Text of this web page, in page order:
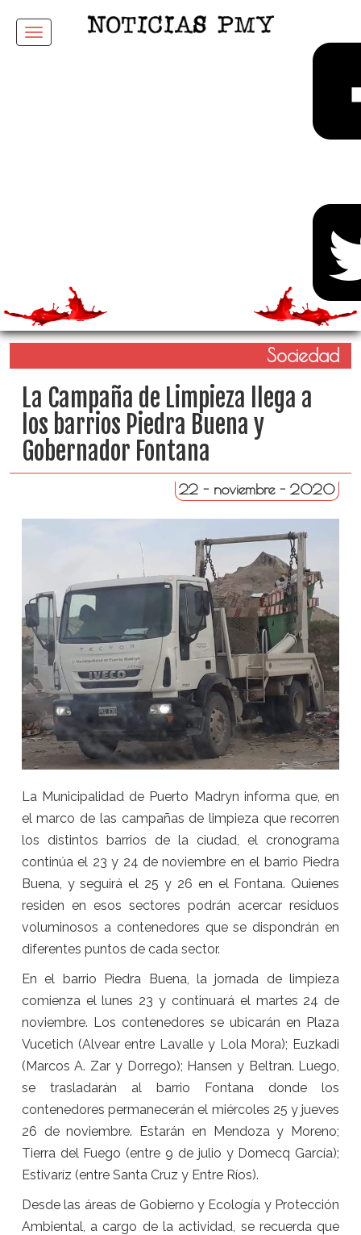
Menu
Sociedad
La Campaña de Limpieza llega a
los barrios Piedra Buena y
Gobernador Fontana
22 - noviembre - 2020
La Municipalidad de Puerto Madryn informa que, en
el marco de las campañas de limpieza que recorren
los distintos barrios de la ciudad, el cronograma
continúa el 23 y 24 de noviembre en el barrio Piedra
Buena, y seguirá el 25 y 26 en el Fontana. Quienes
residen en esos sectores podrán acercar residuos
voluminosos a contenedores que se dispondrán en
diferentes puntos de cada sector.
En el barrio Piedra Buena, la jornada de limpieza
comienza el lunes 23 y continuará el martes 24 de
noviembre. Los contenedores se ubicarán en Plaza
Vucetich (Alvear entre Lavalle y Lola Mora); Euzkadi
(Marcos A. Zar y Dorrego); Hansen y Beltran. Luego,
se trasladarán al barrio Fontana donde los
contenedores permanecerán el miércoles 25 y jueves
26 de noviembre. Estarán en Mendoza y Moreno;
Tierra del Fuego (entre 9 de julio y Domecq García);
Estivaríz (entre Santa Cruz y Entre Ríos).
Desde las áreas de Gobierno y Ecología y Protección
Ambiental, a cargo de la actividad, se recuerda que